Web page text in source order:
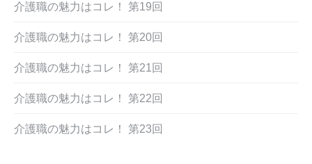
介護職の魅力はコレ！ 第19回
介護職の魅力はコレ！ 第20回
介護職の魅力はコレ！ 第21回
介護職の魅力はコレ！ 第22回
介護職の魅力はコレ！ 第23回